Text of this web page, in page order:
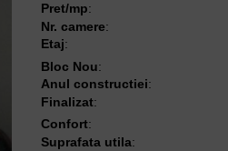
Pret/mp:
Nr. camere:
Etaj:
Bloc Nou:
Anul constructiei:
Finalizat:
Confort:
Suprafata utila: